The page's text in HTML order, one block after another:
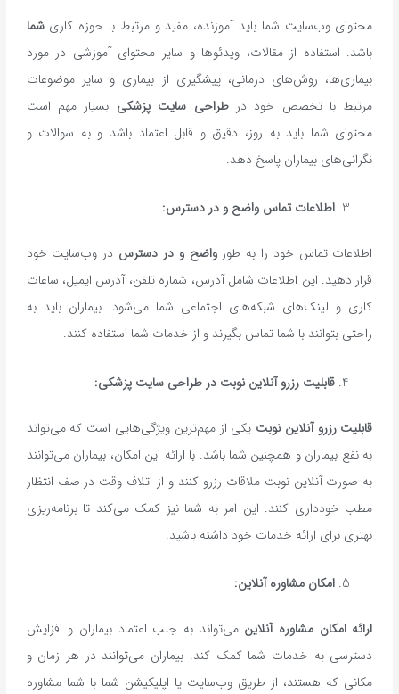
محتوای وب‌سایت شما باید آموزنده، مفید و مرتبط با حوزه کاری شما
باشد. استفاده از مقالات، ویدئوها و سایر محتوای آموزشی در مورد
بیماری‌ها، روش‌های درمانی، پیشگیری از بیماری و سایر موضوعات
مرتبط با تخصص خود درطراحی سایت پزشکی بسیار مهم است
محتوای شما باید به روز، دقیق و قابل اعتماد باشد و به سوالات و
نگرانی‌های بیماران پاسخ دهد.
اطلاعات تماس واضح و در دسترس:
اطلاعات تماس خود را به طورواضح و در دسترس در وب‌سایت خود
قرار دهید. این اطلاعات شامل آدرس، شماره تلفن، آدرس ایمیل، ساعات
کاری و لینک‌های شبکه‌های اجتماعی شما می‌شود. بیماران باید به
راحتی بتوانند با شما تماس بگیرند و از خدمات شما استفاده کنند.
قابلیت رزرو آنلاین نوبت در طراحی سایت پزشکی:
قابلیت رزرو آنلاین نوبت یکی از مهم‌ترین ویژگی‌هایی است که می‌تواند
به نفع بیماران و همچنین شما باشد. با ارائه این امکان، بیماران می‌توانند
به صورت آنلاین نوبت ملاقات رزرو کنند و از اتلاف وقت در صف انتظار
مطب خودداری کنند. این امر به شما نیز کمک می‌کند تا برنامه‌ریزی
بهتری برای ارائه خدمات خود داشته باشید.
امکان مشاوره آنلاین:
ارائه امکان مشاوره آنلاین می‌تواند به جلب اعتماد بیماران و افزایش
دسترسی به خدمات شما کمک کند. بیماران می‌توانند در هر زمان و
مکانی که هستند، از طریق وب‌سایت یا اپلیکیشن شما با شما مشاوره